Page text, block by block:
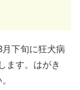
下旬に狂犬病
ます。はがき